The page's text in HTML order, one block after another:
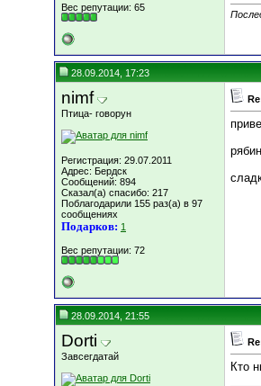
Вес репутации: 65
28.09.2014, 17:23
nimf
Птица- говорун
Регистрация: 29.07.2011
Адрес: Бердск
Сообщений: 894
Сказал(а) спасибо: 217
Поблагодарили 155 раз(а) в 97
сообщениях
Подарков: 1
Вес репутации: 72
28.09.2014, 21:55
Dorti
Завсегдатай
Кто